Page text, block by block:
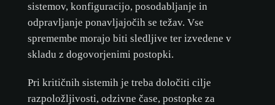
sistemov, konfiguracijo, posodabljanje in
odpravljanje ponavljajočih se težav. Vse
spremembe morajo biti sledljive ter izvedene v
skladu z dogovorjenimi postopki.
Pri kritičnih sistemih je treba določiti cilje
razpoložljivosti, odzivne čase, postopke za